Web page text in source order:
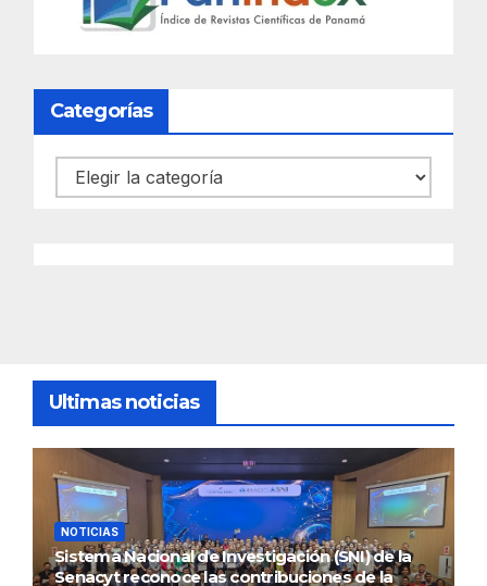
Categorías
Categorías
Ultimas noticias
NOTICIAS
Sistema Nacional de Investigación (SNI) de la
Senacyt reconoce las contribuciones de la